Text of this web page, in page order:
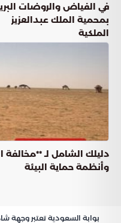
في الفياض والروضات
بمحمية الملك عبدالعزيز
الملكية
دليلك الشامل لـ **مخالفة
وأنظمة حماية البيئة
بوابة السعودية تعتبر وجهة